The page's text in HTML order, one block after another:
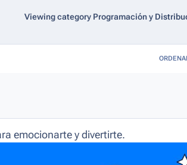
Viewing category Programación y
emocionarte y divertirte.